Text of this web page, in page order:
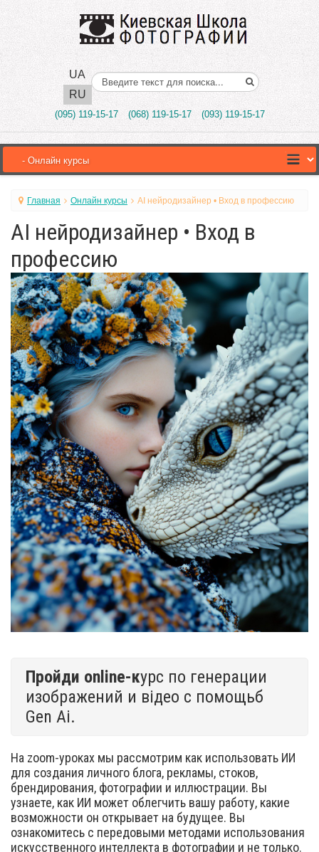
UA
RU
Поиск..
(095) 119-15-17 (068) 119-15-17 (093) 119-15-17
Главная Онлайн курсы AI нейродизайнер • Вход в профессию
AI нейродизайнер • Вход в
профессию
Пройди online-курс по генерации
изображений и відео с помощьб
Gen Ai.
На zoom-уроках мы рассмотрим как использовать ИИ
для создания личного блога, рекламы, стоков,
брендирования, фотографии и иллюстрации. Вы
узнаете, как ИИ может облегчить вашу работу, какие
возможности он открывает на будущее. Вы
ознакомитесь с передовыми методами использования
искусственного интеллекта в фотографии и не только.